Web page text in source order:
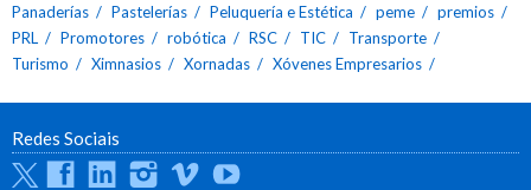
Panaderías
Pastelerías Peluquería e Estética peme
premios
PRL
Promotores robótica RSC TIC
Transporte
Turismo
Ximnasios Xornadas Xóvenes Empresarios
Redes Sociais
TwitterFacebookLinkedinInstagram
Vimeo